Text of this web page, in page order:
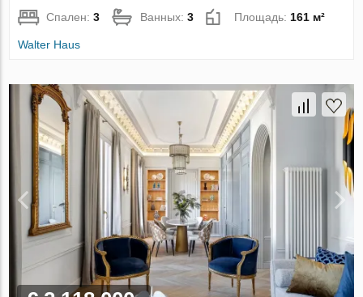
Спален:3 Ванных:3 Площадь:161 м²
Walter Haus